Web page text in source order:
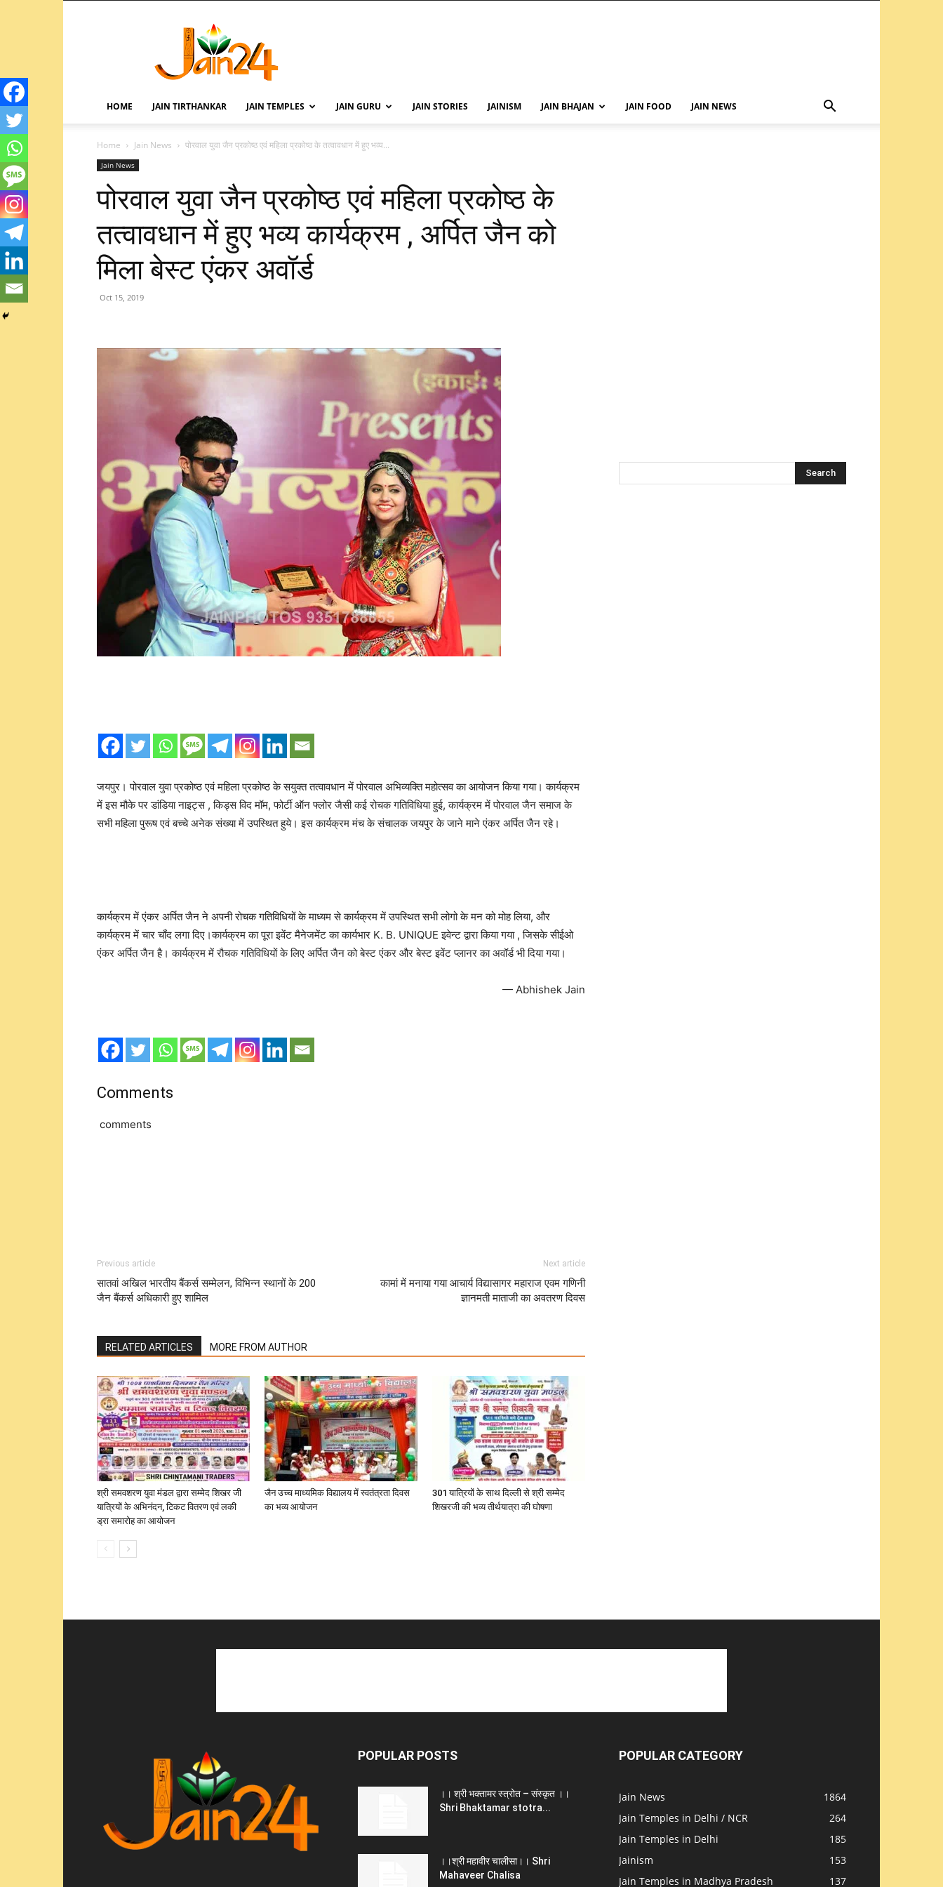
HOME JAIN TIRTHANKAR JAIN TEMPLES JAIN GURU JAIN STORIES JAINISM JAIN BHAJAN JAIN FOOD JAIN NEWS
Home Jain News पोरवाल युवा जैन प्रकोष्ठ एवं महिला प्रकोष्ठ के तत्वावधान में हुए भव्य...
Jain News
पोरवाल युवा जैन प्रकोष्ठ एवं महिला प्रकोष्ठ के
तत्वावधान में हुए भव्य कार्यक्रम , अर्पित जैन को
मिला बेस्ट एंकर अवॉर्ड
Oct 15, 2019
जयपुर। पोरवाल युवा प्रकोष्ठ एवं महिला प्रकोष्ठ के सयुक्त तत्वावधान में पोरवाल अभिव्यक्ति महोत्सव का आयोजन किया गया। कार्यक्रम
में इस मौके पर डांडिया नाइट्स , किड्स विद मॉम, फोर्टी ऑन फ्लोर जैसी कई रोचक गतिविधिया हुई, कार्यक्रम में पोरवाल जैन समाज के
सभी महिला पुरूष एवं बच्चे अनेक संख्या में उपस्थित हुये। इस कार्यक्रम मंच के संचालक जयपुर के जाने माने एंकर अर्पित जैन रहे।
कार्यक्रम में एंकर अर्पित जैन ने अपनी रोचक गतिविधियों के माध्यम से कार्यक्रम में उपस्थित सभी लोगो के मन को मोह लिया, और
कार्यक्रम में चार चाँद लगा दिए।कार्यक्रम का पूरा इवेंट मैनेजमेंट का कार्यभार K. B. UNIQUE इवेन्ट द्वारा किया गया , जिसके सीईओ
एंकर अर्पित जैन है। कार्यक्रम में रौचक गतिविधियों के लिए अर्पित जैन को बेस्ट एंकर और बेस्ट इवेंट प्लानर का अवॉर्ड भी दिया गया।
— Abhishek Jain
Comments
comments
Previous article
सातवां अखिल भारतीय बैंकर्स सम्मेलन, विभिन्न स्थानों के 200
जैन बैंकर्स अधिकारी हुए शामिल
Next article
कामां में मनाया गया आचार्य विद्यासागर महाराज एवम गणिनी
ज्ञानमती माताजी का अवतरण दिवस
RELATED ARTICLES MORE FROM AUTHOR
श्री समवशरण युवा मंडल द्वारा सम्मेद शिखर जी
यात्रियों के अभिनंदन, टिकट वितरण एवं लकी
ड्रा समारोह का आयोजन
जैन उच्च माध्यमिक विद्यालय में स्वतंत्रता दिवस
का भव्य आयोजन
301 यात्रियों के साथ दिल्ली से श्री सम्मेद
शिखरजी की भव्य तीर्थयात्रा की घोषणा
POPULAR POSTS
।। श्री भक्तामर स्त्रोत – संस्कृत ।।
Shri Bhaktamar stotra...
।।श्री महावीर चालीसा।। Shri
Mahaveer Chalisa
POPULAR CATEGORY
Jain News
1864
Jain Temples in Delhi / NCR
264
Jain Temples in Delhi
185
Jainism
153
Jain Temples in Madhya Pradesh
137